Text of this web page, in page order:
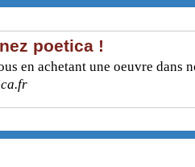
poetica !
en achetant une oeuvre dans